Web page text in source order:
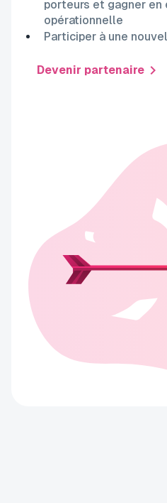
porteurs et gagner en
opérationnelle
Participer à une
Devenir partenaire chevron_right